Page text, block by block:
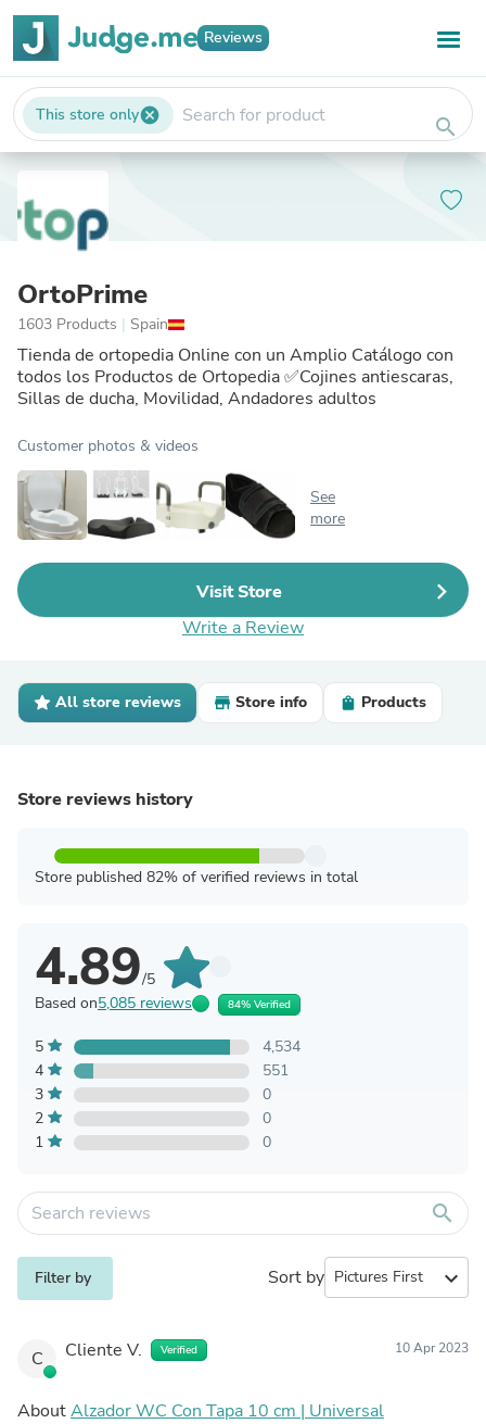
Reviews
This store onlycancel search
OrtoPrime
1603 Products | Spain
Tienda de ortopedia Online con un Amplio Catálogo con
todos los Productos de Ortopedia ✅Cojines antiescaras,
Sillas de ducha, Movilidad, Andadores adultos
Customer photos & videos
See
more
Visit Store
Write a Review
All store reviews Store info Products
Store reviews history
Store published 82% of verified reviews in total
4.89/5
Based on5,085 reviews 84% Verified
5
4,534
4
551
3
0
2
0
1
0
search
Filter by Sort by expand_more
C Cliente V. Verified 10 Apr 2023
AboutAlzador WC Con Tapa 10 cm | Universal